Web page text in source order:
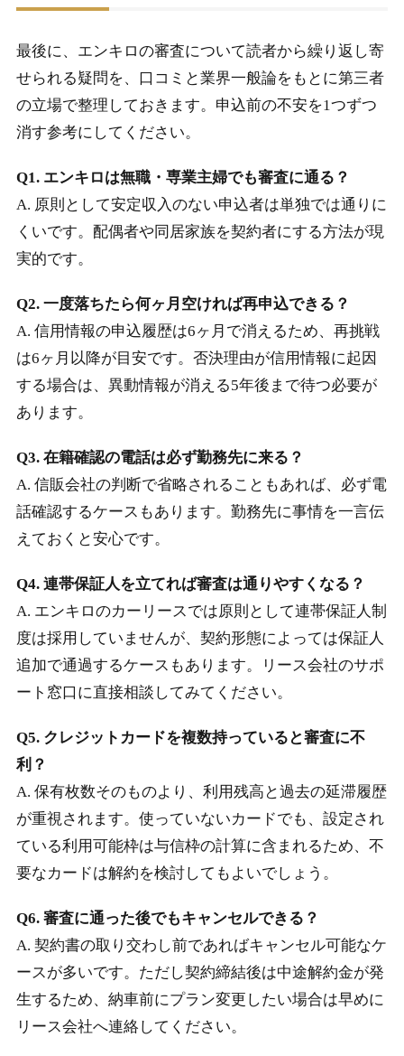
最後に、エンキロの審査について読者から繰り返し寄
せられる疑問を、口コミと業界一般論をもとに第三者
の立場で整理しておきます。申込前の不安を1つずつ
消す参考にしてください。
Q1. エンキロは無職・専業主婦でも審査に通る？
A. 原則として安定収入のない申込者は単独では通りに
くいです。配偶者や同居家族を契約者にする方法が現
実的です。
Q2. 一度落ちたら何ヶ月空ければ再申込できる？
A. 信用情報の申込履歴は6ヶ月で消えるため、再挑戦
は6ヶ月以降が目安です。否決理由が信用情報に起因
する場合は、異動情報が消える5年後まで待つ必要が
あります。
Q3. 在籍確認の電話は必ず勤務先に来る？
A. 信販会社の判断で省略されることもあれば、必ず電
話確認するケースもあります。勤務先に事情を一言伝
えておくと安心です。
Q4. 連帯保証人を立てれば審査は通りやすくなる？
A. エンキロのカーリースでは原則として連帯保証人制
度は採用していませんが、契約形態によっては保証人
追加で通過するケースもあります。リース会社のサポ
ート窓口に直接相談してみてください。
Q5. クレジットカードを複数持っていると審査に不
利？
A. 保有枚数そのものより、利用残高と過去の延滞履歴
が重視されます。使っていないカードでも、設定され
ている利用可能枠は与信枠の計算に含まれるため、不
要なカードは解約を検討してもよいでしょう。
Q6. 審査に通った後でもキャンセルできる？
A. 契約書の取り交わし前であればキャンセル可能なケ
ースが多いです。ただし契約締結後は中途解約金が発
生するため、納車前にプラン変更したい場合は早めに
リース会社へ連絡してください。